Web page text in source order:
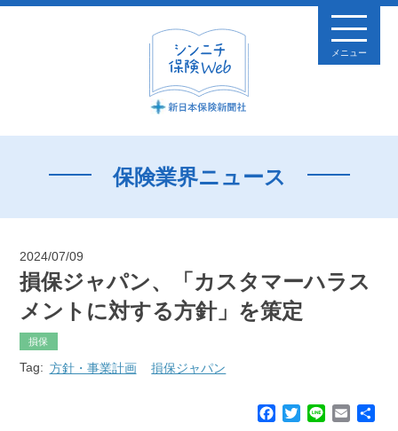
メニュー
保険業界ニュース
2024/07/09
損保ジャパン、「カスタマーハラス
メントに対する方針」を策定
損保
Tag: 方針・事業計画 損保ジャパン
T
E